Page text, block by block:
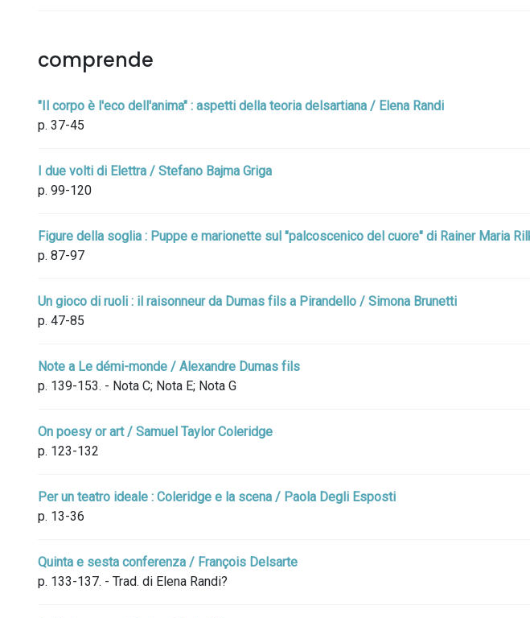
comprende
"Il corpo è l'eco dell'anima" : aspetti della teoria delsartiana / Elena Randi
p. 37-45
I due volti di Elettra / Stefano Bajma Griga
p. 99-120
Figure della soglia : Puppe e marionette sul "palcoscenico del cuore" di Rainer Maria
p. 87-97
Un gioco di ruoli : il raisonneur da Dumas fils a Pirandello / Simona Brunetti
p. 47-85
Note a Le démi-monde / Alexandre Dumas fils
p. 139-153. - Nota C; Nota E; Nota G
On poesy or art / Samuel Taylor Coleridge
p. 123-132
Per un teatro ideale : Coleridge e la scena / Paola Degli Esposti
p. 13-36
Quinta e sesta conferenza / François Delsarte
p. 133-137. - Trad. di Elena Randi?